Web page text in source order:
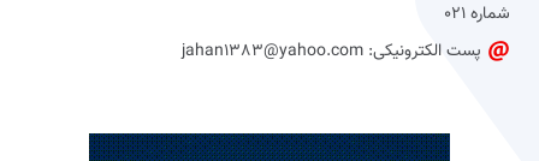
شماره 021
پست الکترونیکی: jahan1383@yahoo.com